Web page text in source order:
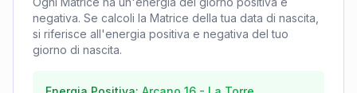
negativa. Se calcoli la Matrice della tua data di nascita,
si riferisce all'energia positiva e negativa del tuo
giorno di nascita.